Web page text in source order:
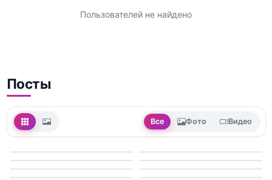
Пользователей не найдено
Посты
Все Фото Видео